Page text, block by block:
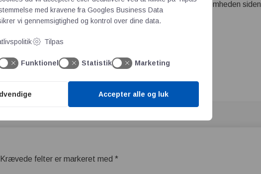
en lokal, Lars Kristensen, som har stået i spidsen for virksomheden siden
og fleksibel løsning
bygning's Firmaprofil
Krævede felter er markeret med*
med kravene fra Googles Business Data
vi gennemsigtighed og kontrol over dine data.
Tilpas
Funktionel Statistik Marketing
Accepter alle og luk